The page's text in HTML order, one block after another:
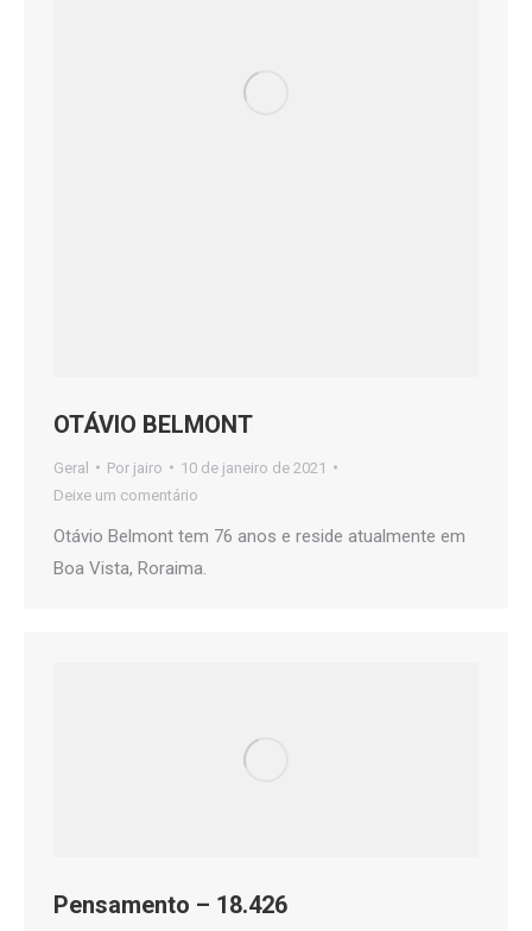
OTÁVIO BELMONT
Geral Por jairo
10 de janeiro de 2021
Deixe um comentário
Otávio Belmont tem 76 anos e reside atualmente em
Boa Vista, Roraima.
Pensamento – 18.426